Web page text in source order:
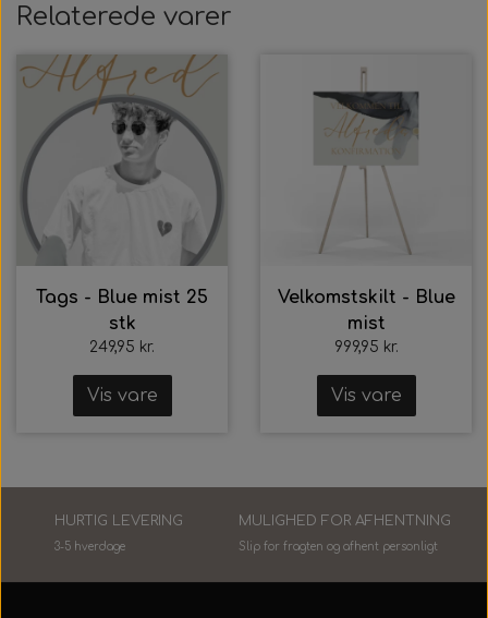
Relaterede varer
Tags - Blue mist 25
stk
249,95 kr.
Vis vare
Velkomstskilt - Blue
mist
999,95 kr.
Vis vare
HURTIG LEVERING
3-5 hverdage
MULIGHED FOR AFHENTNING
Slip for fragten og afhent personligt